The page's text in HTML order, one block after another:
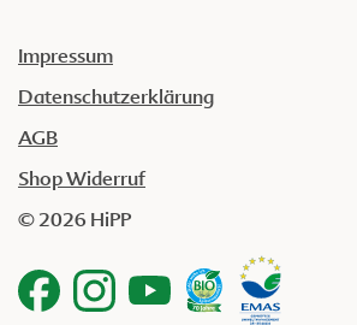
Impressum
Datenschutzerklärung
AGB
Shop Widerruf
© 2026 HiPP